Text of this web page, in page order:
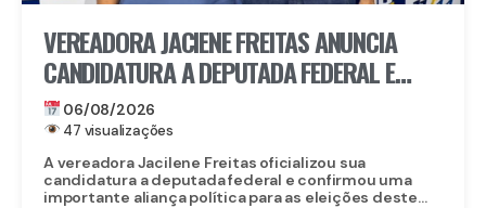
VEREADORA JACIENE FREITAS ANUNCIA
CANDIDATURA A DEPUTADA FEDERAL E
FECHA DOBRADINHA COM ROBERTA
ARRAES EM POÇÃO, NO AGRESTE
06/08/2026
47 visualizações
A vereadora Jacilene Freitas oficializou sua
candidatura a deputada federal e confirmou uma
importante aliança política para as eleições deste...